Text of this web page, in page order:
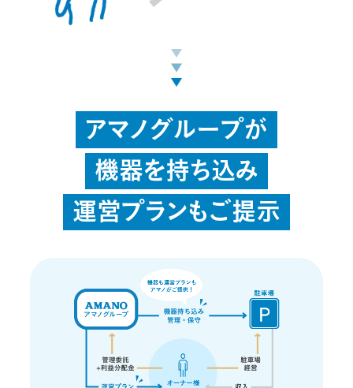
アマノグループが
機器を持ち込み
運営プランもご提示